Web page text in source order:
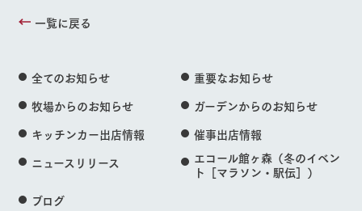
一覧に戻る
全てのお知らせ
重要なお知らせ
牧場からのお知らせ
ガーデンからのお知らせ
キッチンカー出店情報
催事出店情報
ニュースリリース
エコール館ヶ森（冬のイベン
ト［マラソン・駅伝］）
ブログ